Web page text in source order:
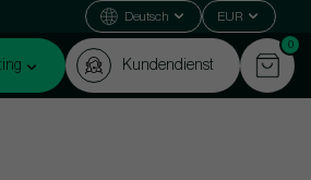
Deutsch EUR
Kundendienst
0